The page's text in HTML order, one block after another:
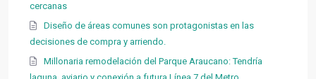
cercanas
Diseño de áreas comunes son protagonistas en las
decisiones de compra y arriendo.
Millonaria remodelación del Parque Araucano: Tendría